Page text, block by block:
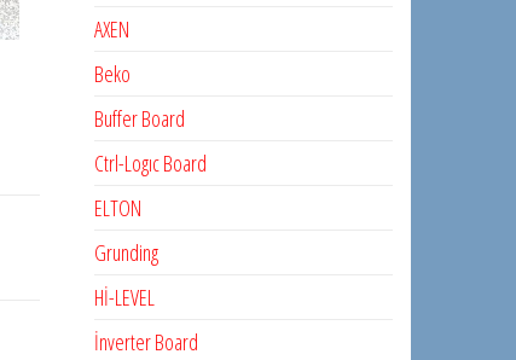
AXEN
Beko
Buffer Board
Ctrl-Logıc Board
ELTON
Grunding
Hİ-LEVEL
İnverter Board